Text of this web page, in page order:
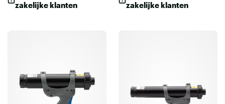
zakelijke klanten
zakelijke klanten